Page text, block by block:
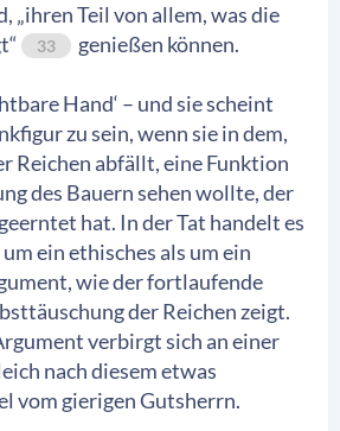
„ihren Teil von allem, was die
33 genießen können.
Hand‘ – und sie scheint
zu sein, wenn sie in dem,
Reichen abfällt, eine Funktion
des Bauern sehen wollte, der
hat. In der Tat handelt es
ein ethisches als um ein
wie der fortlaufende
der Reichen zeigt.
verbirgt sich an einer
nach diesem etwas
vom gierigen Gutsherrn.